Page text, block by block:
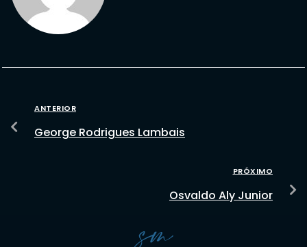
ANTERIOR
George Rodrigues Lambais
PRÓXIMO
Osvaldo Aly Junior